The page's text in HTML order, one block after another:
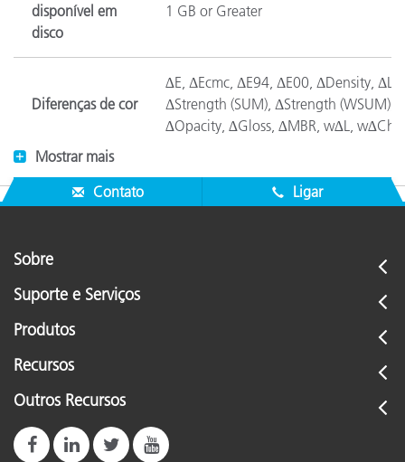
disponível em
disco
1 GB or Greater
Diferenças de cor
∆E, ΔEcmc, ΔE94, ΔE00, ΔDensity,
ΔStrength (SUM), ΔStrength (WSUM),
∆Opacity, ∆Gloss, ∆MBR, w∆L, w∆Ch,
Espaços de cor CIE L*a*b*, CIE L*C*h*(ab), CIE
Conectividade
SQLite, MS SQL Server 2016
Resolução de
Mostrar mais
Contato
Ligar
Sobre
Suporte e Serviços
Produtos
Recursos
Outros Recursos